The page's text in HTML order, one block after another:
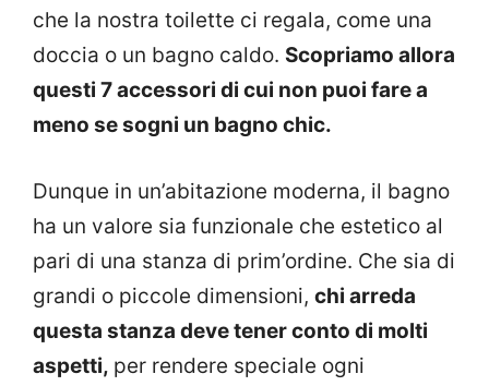
che la nostra toilette ci regala, come una
doccia o un bagno caldo. Scopriamo allora
questi 7 accessori di cui non puoi fare a
meno se sogni un bagno chic.
Dunque in un’abitazione moderna, il bagno
ha un valore sia funzionale che estetico al
pari di una stanza di prim’ordine. Che sia di
grandi o piccole dimensioni, chi arreda
questa stanza deve tener conto di molti
aspetti, per rendere speciale ogni